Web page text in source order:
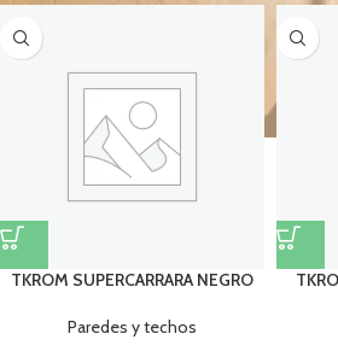
TKROM SUPERCARRARA NEGRO
Paredes y techos